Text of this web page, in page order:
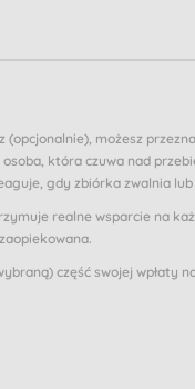
możesz
która czuwa nad
gdy zbiórka zwalnia
realne wsparcie na
część swojej wpłaty